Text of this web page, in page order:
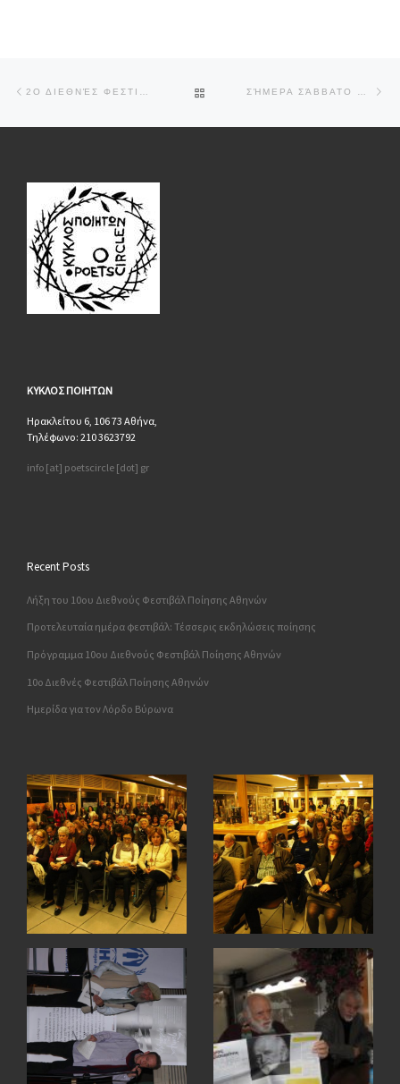
BACK TO POST LIST
ΚΥΚΛΟΣ ΠΟΙΗΤΩΝ
Ηρακλείτου 6, 106 73 Αθήνα,
Τηλέφωνο: 210 3623792
info [at] poetscircle [dot] gr
Recent Posts
Λήξη του 10ου Διεθνούς Φεστιβάλ Ποίησης Αθηνών
Προτελευταία ημέρα φεστιβάλ: Τέσσερις εκδηλώσεις ποίησης
Πρόγραμμα 10ου Διεθνούς Φεστιβάλ Ποίησης Αθηνών
10o Διεθνές Φεστιβάλ Ποίησης Αθηνών
Ημερίδα για τον Λόρδο Βύρωνα